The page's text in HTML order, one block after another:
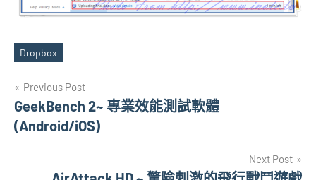
Tags
Dropbox
文
章
Previous Post
GeekBench 2~ 專業效能測試軟體
(Android/iOS)
Next Post